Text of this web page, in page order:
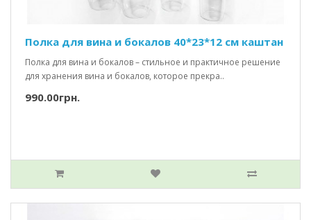
Полка для вина и бокалов 40*23*12 см каштан
Полка для вина и бокалов – стильное и практичное решение
для хранения вина и бокалов, которое прекра..
990.00грн.